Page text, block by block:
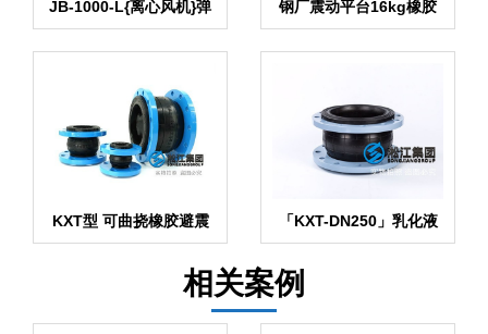
JB-1000-L{离心风机}弹
簧减振器
钢厂震动平台16kg橡胶
避震接头
KXT型 可曲挠橡胶避震
接头
「KXT-DN250」乳化液
避震接头
相关案例